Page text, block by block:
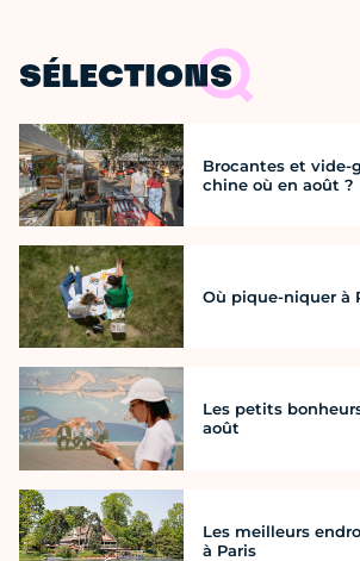
SÉLECTIONS
Brocantes et vide-
chine où en août ?
Où pique-niquer à
Les petits
août
Les meilleurs
à Paris